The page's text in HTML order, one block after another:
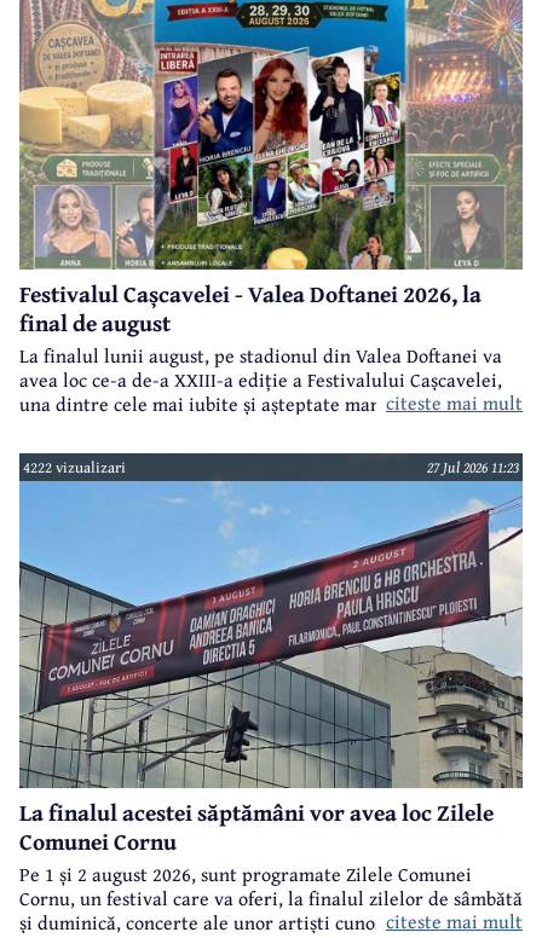
Festivalul Cașcavelei - Valea Doftanei 2026, la
final de august
La finalul lunii august, pe stadionul din Valea Doftanei va
avea loc ce-a de-a XXIII-a ediție a Festivalului Cașcavelei,
una dintre cele mai iubite și așteptate manifestări de acest
citeste mai mult
4222 vizualizari 27 Jul 2026 11:23
La finalul acestei săptămâni vor avea loc Zilele
Comunei Cornu
Pe 1 și 2 august 2026, sunt programate Zilele Comunei
Cornu, un festival care va oferi, la finalul zilelor de sâmbătă
și duminică, concerte ale unor artiști cunoscuți.citeste mai mult